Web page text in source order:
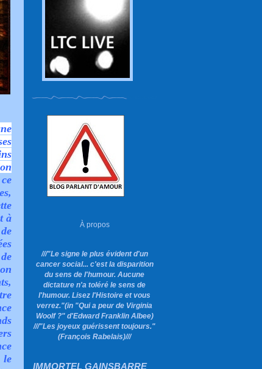
À propos
///"Le signe le plus évident d'un
cancer social... c'est la disparition
du sens de l'humour. Aucune
dictature n'a toléré le sens de
l'humour. Lisez l'Histoire et vous
verrez."(in "Qui a peur de Virginia
Woolf ?"d'Edward Franklin Albee)
///"Les joyeux guérissent toujours."
(François Rabelais)///
IMMORTEL GAINSBARRE
à
le